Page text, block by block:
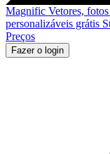
Magnific Vetores,
personalizáveis grátis
Preços
Fazer o login